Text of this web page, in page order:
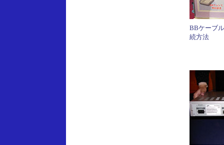
BBケーブ
続方法